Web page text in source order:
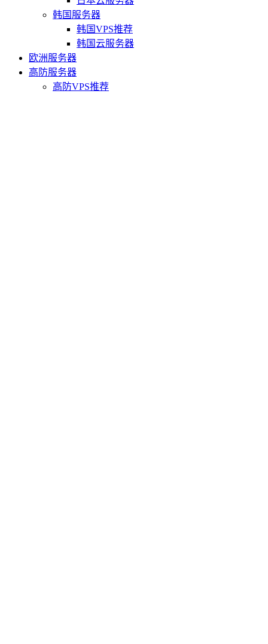
韩国服务器
韩国VPS推荐
韩国云服务器
欧洲服务器
高防服务器
高防VPS推荐